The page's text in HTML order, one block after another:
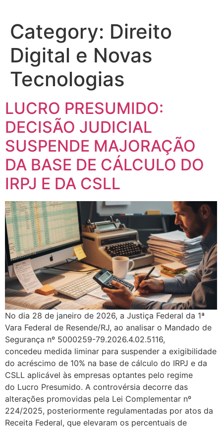
Category: Direito
Digital e Novas
Tecnologias
LUCRO PRESUMIDO:
DECISÃO JUDICIAL
SUSPENDE MAJORAÇÃO
DA BASE DE CÁLCULO DO
IRPJ E DA CSLL
No dia 28 de janeiro de 2026, a Justiça Federal da 1ª
Vara Federal de Resende/RJ, ao analisar o Mandado de
Segurança nº 5000259-79.2026.4.02.5116,
concedeu medida liminar para suspender a exigibilidade
do acréscimo de 10% na base de cálculo do IRPJ e da
CSLL aplicável às empresas optantes pelo regime
do Lucro Presumido. A controvérsia decorre das
alterações promovidas pela Lei Complementar nº
224/2025, posteriormente regulamentadas por atos da
Receita Federal, que elevaram os percentuais de